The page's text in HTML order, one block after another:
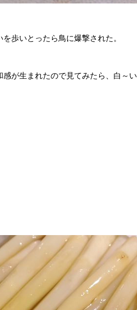
歩いとったら鳥に爆撃された。
が生まれたので見てみたら、白～い